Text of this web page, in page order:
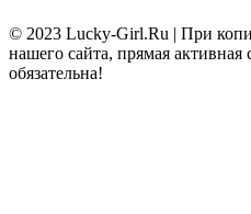
© 2023 Lucky-Girl.Ru | При
нашего сайта, прямая активная
обязательна!